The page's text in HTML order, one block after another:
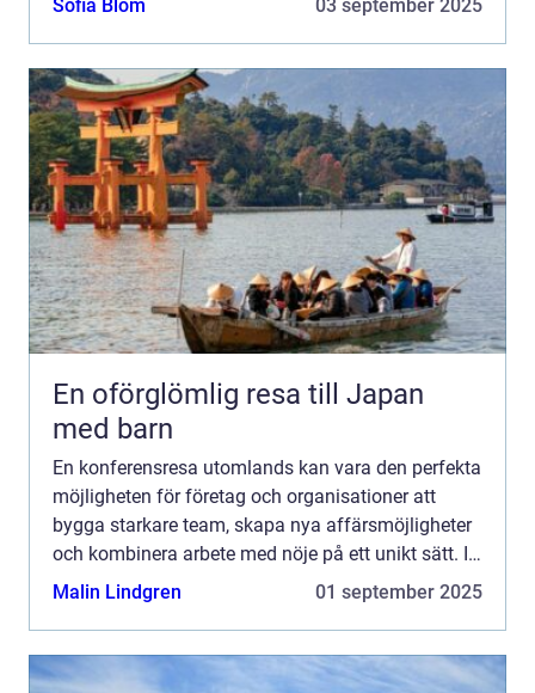
Sofia Blom 03 september 2025
En oförglömlig resa till Japan
med barn
En konferensresa utomlands kan vara den perfekta
möjligheten för företag och organisationer att
bygga starkare team, skapa nya affärsmöjligheter
och kombinera arbete med nöje på ett unikt sätt. I
den här ...
Malin Lindgren 01 september 2025